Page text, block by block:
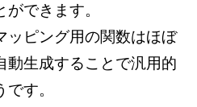
できます。
ッピング用の関数はほぼ
動生成することで汎用的
す。